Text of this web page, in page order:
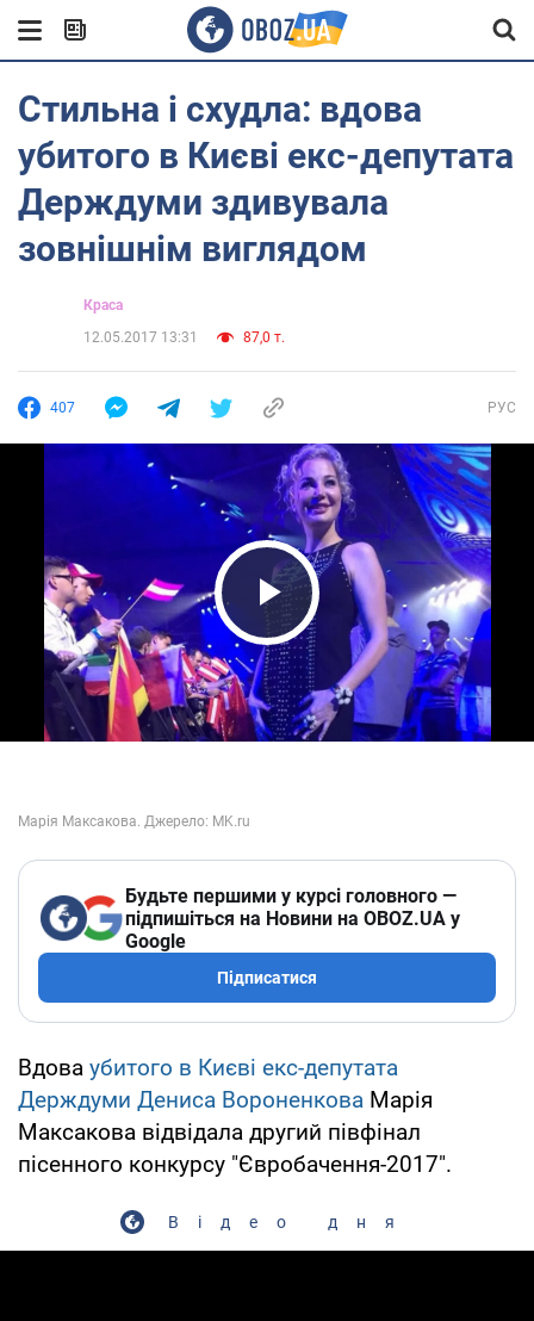
Стильна і схудла: вдова
убитого в Києві екс-депутата
Держдуми здивувала
зовнішнім виглядом
Краса
12.05.2017 13:31
87,0 т.
407 РУС
Play Video
Будьте першими у курсі головного —
підпишіться на Новини на OBOZ.UA у
Google
Підписатися
Вдова убитого в Києві екс-депутата
Держдуми Дениса Вороненкова Марія
Максакова відвідала другий півфінал
пісенного конкурсу "Євробачення-2017".
Відео дня